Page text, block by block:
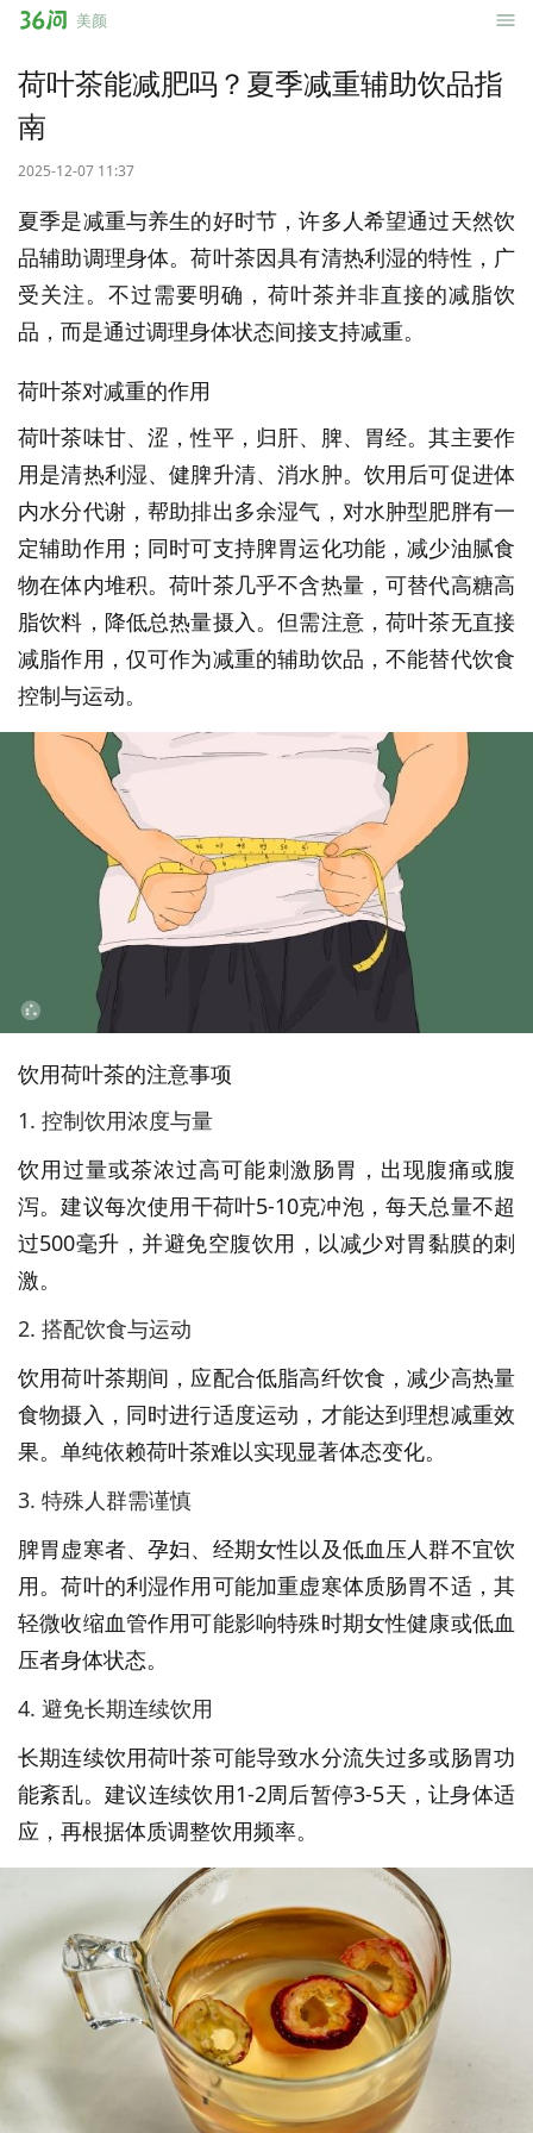
36
美颜
荷叶茶能减肥吗？夏季减重辅助饮品指
南
2025-12-07 11:37
夏季是减重与养生的好时节，许多人希望通过天然饮
品辅助调理身体。荷叶茶因具有清热利湿的特性，广
受关注。不过需要明确，荷叶茶并非直接的减脂饮
品，而是通过调理身体状态间接支持减重。
荷叶茶对减重的作用
荷叶茶味甘、涩，性平，归肝、脾、胃经。其主要作
用是清热利湿、健脾升清、消水肿。饮用后可促进体
内水分代谢，帮助排出多余湿气，对水肿型肥胖有一
定辅助作用；同时可支持脾胃运化功能，减少油腻食
物在体内堆积。荷叶茶几乎不含热量，可替代高糖高
脂饮料，降低总热量摄入。但需注意，荷叶茶无直接
减脂作用，仅可作为减重的辅助饮品，不能替代饮食
控制与运动。
饮用荷叶茶的注意事项
1. 控制饮用浓度与量
饮用过量或茶浓过高可能刺激肠胃，出现腹痛或腹
泻。建议每次使用干荷叶5-10克冲泡，每天总量不超
过500毫升，并避免空腹饮用，以减少对胃黏膜的刺
激。
2. 搭配饮食与运动
饮用荷叶茶期间，应配合低脂高纤饮食，减少高热量
食物摄入，同时进行适度运动，才能达到理想减重效
果。单纯依赖荷叶茶难以实现显著体态变化。
3. 特殊人群需谨慎
脾胃虚寒者、孕妇、经期女性以及低血压人群不宜饮
用。荷叶的利湿作用可能加重虚寒体质肠胃不适，其
轻微收缩血管作用可能影响特殊时期女性健康或低血
压者身体状态。
4. 避免长期连续饮用
长期连续饮用荷叶茶可能导致水分流失过多或肠胃功
能紊乱。建议连续饮用1-2周后暂停3-5天，让身体适
应，再根据体质调整饮用频率。